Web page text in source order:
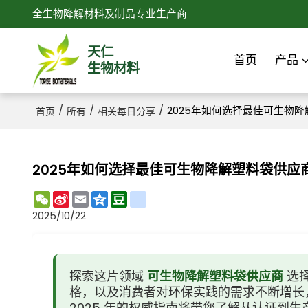
全生物降解材料及制品专业生产商
天仁
生物材料
首页 产品
首页 / 所有 / 相关每日分享 / 2025年如何选择最佳可生物降
2025年如何选择最佳可生物降解塑料袋供应
WeChat
Sina
Weibo
EmailQzoneDoubanrenren
2025/10/22
探索这片领域 可生物降解塑料袋供应商选
格，以及消费者对环保实践的需求不断增